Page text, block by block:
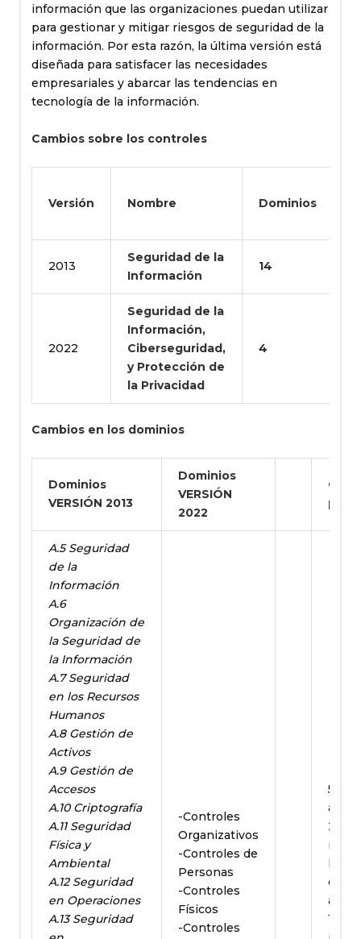
información que las organizaciones puedan utilizar
para gestionar y mitigar riesgos de seguridad de la
información. Por esta razón, la última versión está
diseñada para satisfacer las necesidades
empresariales y abarcar las tendencias en
tecnología de la información.
Cambios sobre los controles
Versión Nombre Dominios
2013
Seguridad de la
Información
14
2022
Seguridad de la
Información,
Ciberseguridad,
y Protección de
la Privacidad
4
Cambios en los dominios
Dominios
VERSIÓN 2013
Dominios
VERSIÓN
2022
A.5 Seguridad
de la
Información
A.6
Organización de
la Seguridad de
la Información
A.7 Seguridad
en los Recursos
Humanos
A.8 Gestión de
Activos
A.9 Gestión de
Accesos
A.10 Criptografía
A.11 Seguridad
Física y
Ambiental
A.12 Seguridad
en Operaciones
A.13 Seguridad
-Controles
Organizativos
-Controles de
Personas
-Controles
Físicos
-Controles
58
24
la
11 se